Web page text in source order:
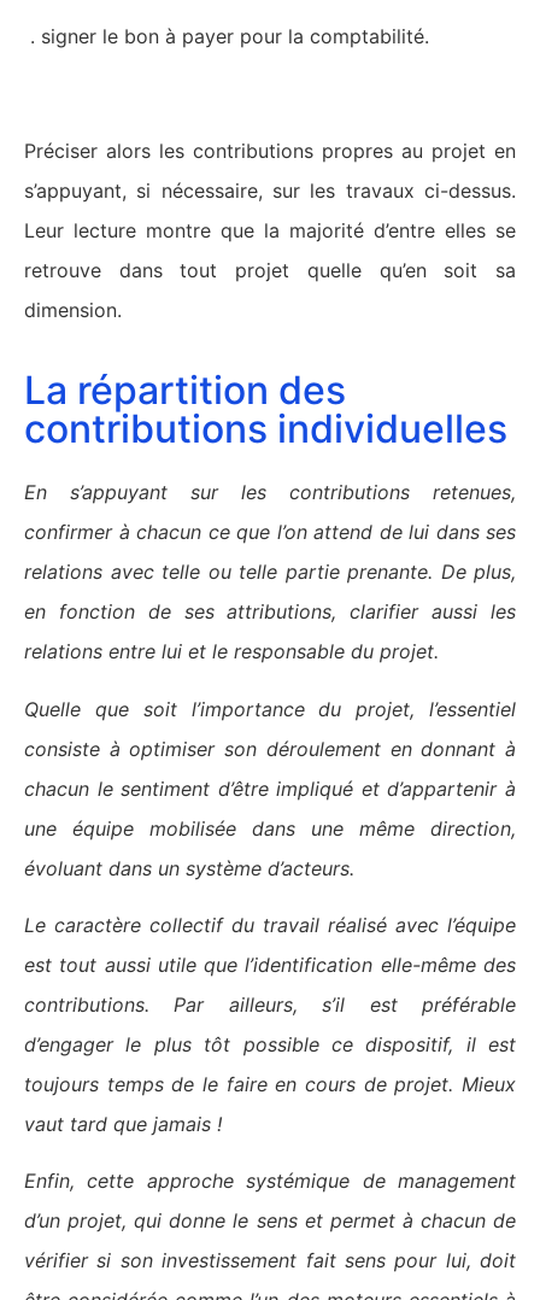
. signer le bon à payer pour la comptabilité.
Préciser alors les contributions propres au projet en
s’appuyant, si nécessaire, sur les travaux ci-dessus.
Leur lecture montre que la majorité d’entre elles se
retrouve dans tout projet quelle qu’en soit sa
dimension.
La répartition des
contributions individuelles
En s’appuyant sur les contributions retenues,
confirmer à chacun ce que l’on attend de lui dans ses
relations avec telle ou telle partie prenante. De plus,
en fonction de ses attributions, clarifier aussi les
relations entre lui et le responsable du projet.
Quelle que soit l’importance du projet, l’essentiel
consiste à optimiser son déroulement en donnant à
chacun le sentiment d’être impliqué et d’appartenir à
une équipe mobilisée dans une même direction,
évoluant dans un système d’acteurs.
Le caractère collectif du travail réalisé avec l’équipe
est tout aussi utile que l’identification elle-même des
contributions. Par ailleurs, s’il est préférable
d’engager le plus tôt possible ce dispositif, il est
toujours temps de le faire en cours de projet. Mieux
vaut tard que jamais !
Enfin, cette approche systémique de management
d’un projet, qui donne le sens et permet à chacun de
vérifier si son investissement fait sens pour lui, doit